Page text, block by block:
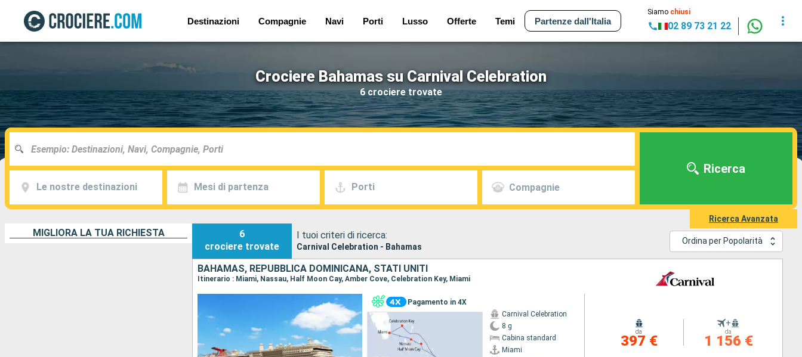
Destinazioni Compagnie Navi Porti Lusso Offerte Temi Partenze dall'Italia
Siamo chiusi
02 89 73 21 22
Crociere Bahamas su Carnival Celebration
6 crociere trovate
Le nostre destinazioni Mesi di partenza Porti Compagnie
Ricerca
Ricerca Avanzata
MIGLIORA LA TUA RICHIESTA
6
crociere trovate
I tuoi criteri di ricerca:
Carnival Celebration - Bahamas
Ordina per Popolarità
BAHAMAS, REPUBBLICA DOMINICANA, STATI UNITI
Itinerario : Miami, Nassau, Half Moon Cay, Amber Cove, Celebration Key, Miami
Pagamento in 4X
Carnival Celebration
8 g
Cabina standard
Miami
da
397 €
+
da
1 156 €